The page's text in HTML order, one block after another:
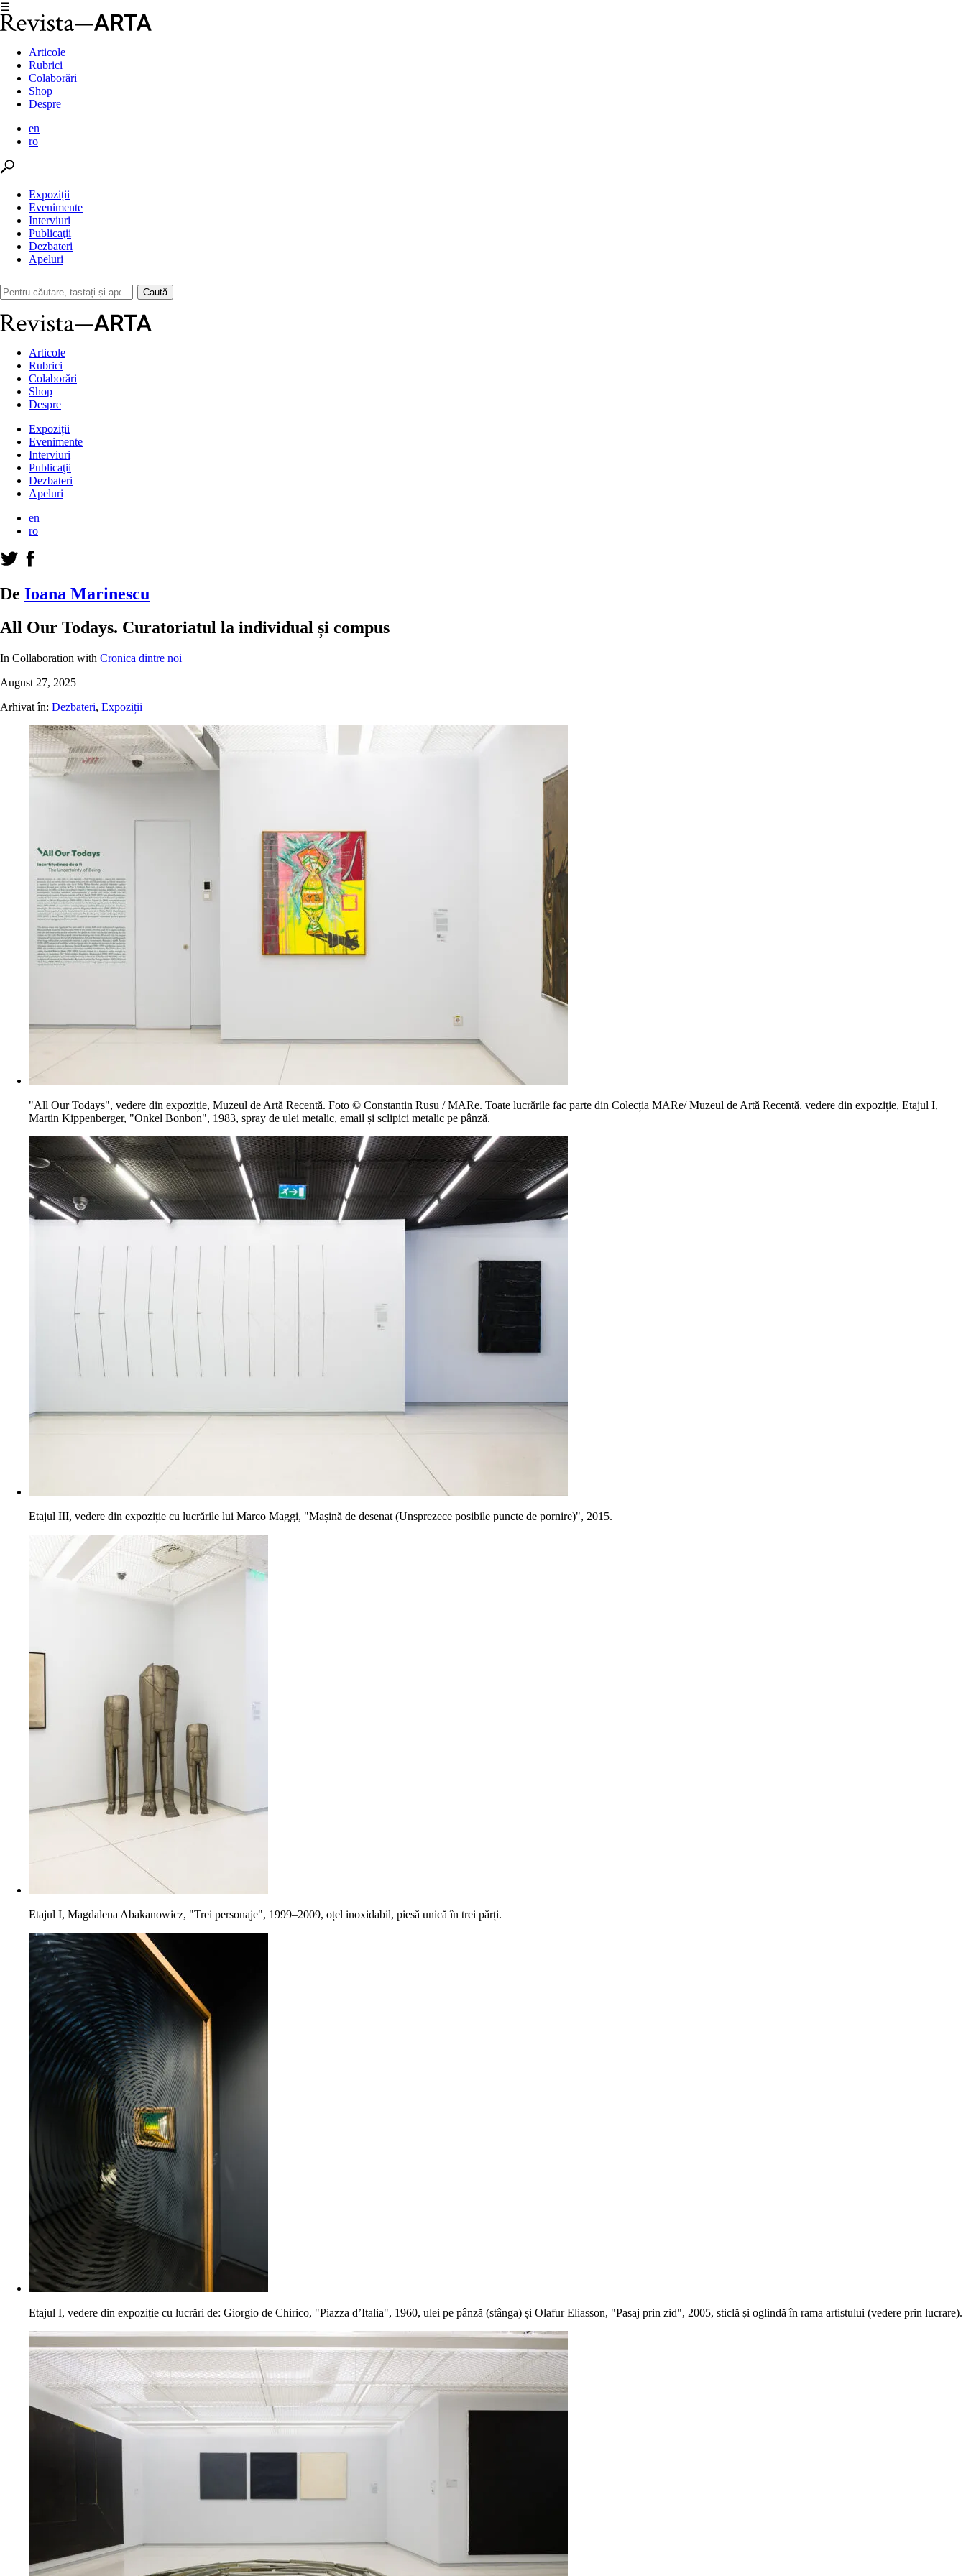
☰
Articole
Rubrici
Colaborări
Shop
Despre
en
ro
Expoziții
Evenimente
Interviuri
Publicaţii
Dezbateri
Apeluri
Caută
Articole
Rubrici
Colaborări
Shop
Despre
Expoziții
Evenimente
Interviuri
Publicaţii
Dezbateri
Apeluri
en
ro
De Ioana Marinescu
All Our Todays. Curatoriatul la individual și compus
In Collaboration with Cronica dintre noi
August 27, 2025
Arhivat în: Dezbateri, Expoziții
"All Our Todays", vedere din expoziție, Muzeul de Artă Recentă. Foto © Constantin Rusu / MARe. Toate lucrările fac parte din Colecția MARe/ Muzeul de Artă Recentă. vedere din expoziție, Etajul I,
Martin Kippenberger, "Onkel Bonbon", 1983, spray de ulei metalic, email și sclipici metalic pe pânză.
Etajul III, vedere din expoziție cu lucrările lui Marco Maggi, "Mașină de desenat (Unsprezece posibile puncte de pornire)", 2015.
Etajul I, Magdalena Abakanowicz, "Trei personaje", 1999–2009, oțel inoxidabil, piesă unică în trei părți.
Etajul I, vedere din expoziție cu lucrări de: Giorgio de Chirico, "Piazza d’Italia", 1960, ulei pe pânză (stânga) și Olafur Eliasson, "Pasaj prin zid", 2005, sticlă și oglindă în rama artistului (vedere prin lucrare).